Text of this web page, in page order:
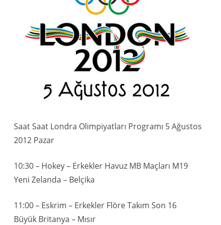
Saat Saat Londra Olimpiyatları Programı 5 Ağustos
2012 Pazar
10:30 – Hokey – Erkekler Havuz MB Maçları M19
Yeni Zelanda – Belçika
11:00 – Eskrim – Erkekler Flöre Takım Son 16
Büyük Britanya – Mısır